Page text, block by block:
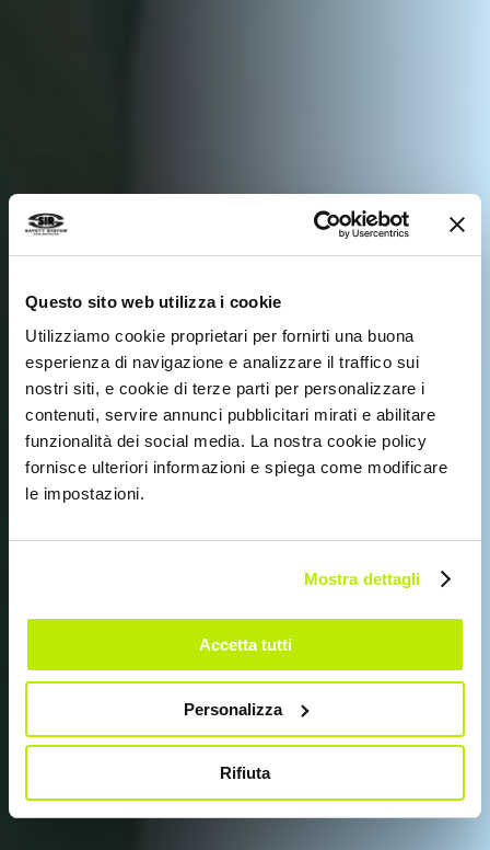
Questo sito web utilizza i cookie
Utilizziamo cookie proprietari per fornirti una buona
esperienza di navigazione e analizzare il traffico sui
nostri siti, e cookie di terze parti per personalizzare i
contenuti, servire annunci pubblicitari mirati e abilitare
funzionalità dei social media. La nostra cookie policy
fornisce ulteriori informazioni e spiega come modificare
le impostazioni.
Mostra dettagli
Accetta tutti
Personalizza
Rifiuta
11. SEPTEMBER 2025
SIR SAFETY SYSTEM AN
DER MESSE A+A 2025